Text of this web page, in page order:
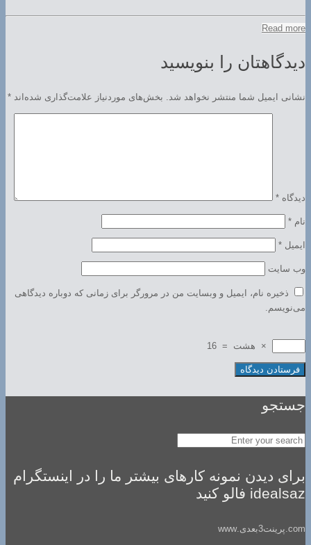
Read more
دیدگاهتان را بنویسید
نشانی ایمیل شما منتشر نخواهد شد. بخش‌های موردنیاز علامت‌گذاری شده‌اند *
دیدگاه *
نام *
ایمیل *
وب‌ سایت
ذخیره نام، ایمیل و وبسایت من در مرورگر برای زمانی که دوباره دیدگاهی
می‌نویسم.
× هشت =
16
جستجو
برای دیدن نمونه کارهای بیشتر ما را در اینستگرام
idealsaz فالو کنید
com.پرینت3بعدی.www